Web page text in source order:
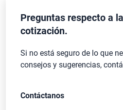
Preguntas respecto a
cotización.
Si no está seguro de lo que
consejos y sugerencias,
Contáctanos